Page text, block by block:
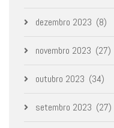
dezembro 2023 (8)
novembro 2023 (27)
outubro 2023 (34)
setembro 2023 (27)